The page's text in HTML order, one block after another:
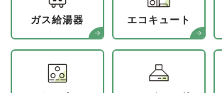
ガス給湯器 エコキュート